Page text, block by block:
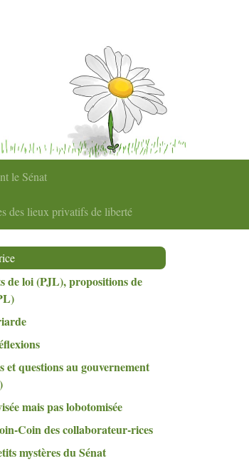
le Sénat
des lieux privatifs de liberté
de loi (PJL), propositions de
)
et questions au gouvernement
)
mais pas lobotomisée
Coin des collaborateur-rices
mystères du Sénat